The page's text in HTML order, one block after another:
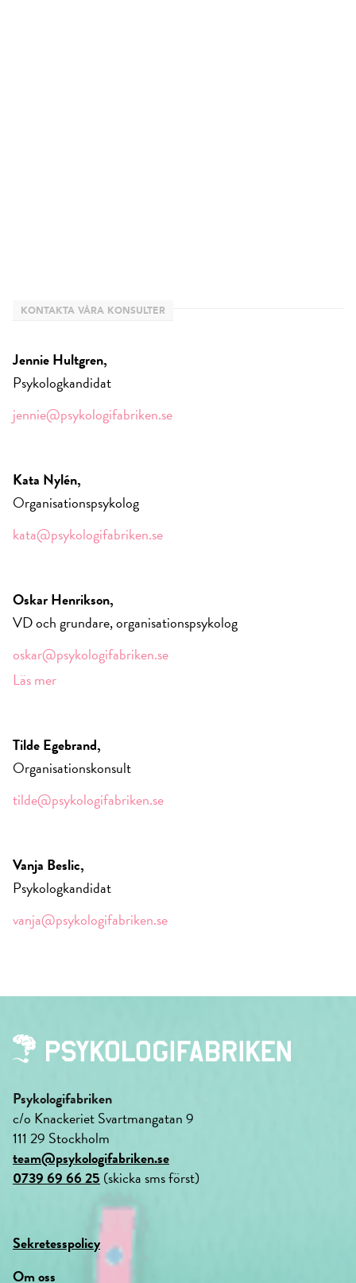
KONTAKTA VÅRA KONSULTER
Jennie Hultgren,
Psykologkandidat
jennie@psykologifabriken.se
Kata Nylén,
Organisationspsykolog
kata@psykologifabriken.se
Oskar Henrikson,
VD och grundare, organisationspsykolog
oskar@psykologifabriken.se
Läs mer
Tilde Egebrand,
Organisationskonsult
tilde@psykologifabriken.se
Vanja Beslic,
Psykologkandidat
vanja@psykologifabriken.se
Psykologifabriken
c/o Knackeriet Svartmangatan 9
111 29 Stockholm
team@psykologifabriken.se
0739 69 66 25 (skicka sms först)
Sekretesspolicy
Om oss